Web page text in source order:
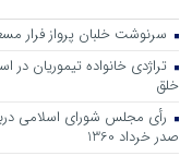
سرنوشت خلبان پرواز فرار
تراژدی خانواده تیموریان در
خلق
رأی مجلس شورای اسلامی
صدر خرداد 1360